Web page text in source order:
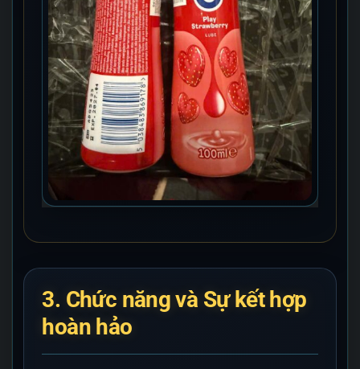
3. Chức năng và Sự kết hợp
hoàn hảo